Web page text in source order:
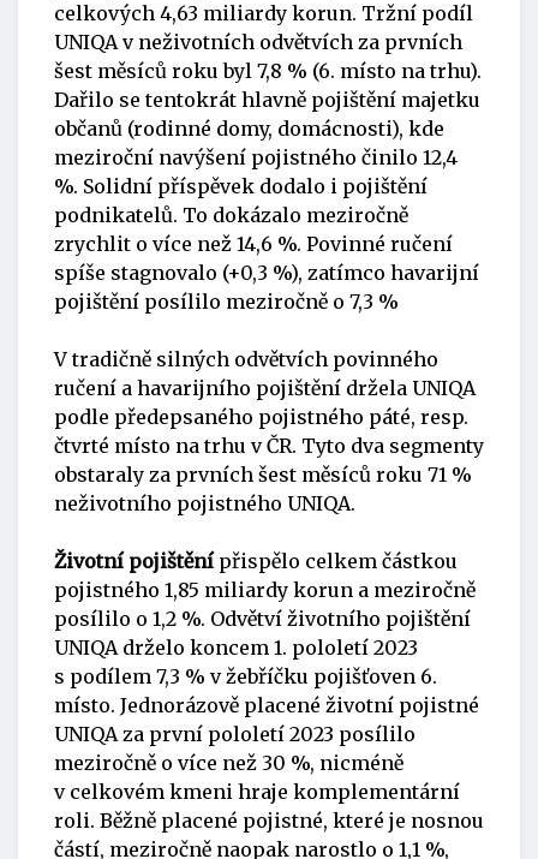
celkových 4,63 miliardy korun. Tržní podíl
UNIQA v neživotních odvětvích za prvních
šest měsíců roku byl 7,8 % (6. místo na trhu).
Dařilo se tentokrát hlavně pojištění majetku
občanů (rodinné domy, domácnosti), kde
meziroční navýšení pojistného činilo 12,4
%. Solidní příspěvek dodalo i pojištění
podnikatelů. To dokázalo meziročně
zrychlit o více než 14,6 %. Povinné ručení
spíše stagnovalo (+0,3 %), zatímco havarijní
pojištění posílilo meziročně o 7,3 %
V tradičně silných odvětvích povinného
ručení a havarijního pojištění držela UNIQA
podle předepsaného pojistného páté, resp.
čtvrté místo na trhu v ČR. Tyto dva segmenty
obstaraly za prvních šest měsíců roku 71 %
neživotního pojistného UNIQA.
Životní pojištění přispělo celkem částkou
pojistného 1,85 miliardy korun a meziročně
posílilo o 1,2 %. Odvětví životního pojištění
UNIQA drželo koncem 1. pololetí 2023
s podílem 7,3 % v žebříčku pojišťoven 6.
místo. Jednorázově placené životní pojistné
UNIQA za první pololetí 2023 posílilo
meziročně o více než 30 %, nicméně
v celkovém kmeni hraje komplementární
roli. Běžně placené pojistné, které je nosnou
částí, meziročně naopak narostlo o 1,1 %,